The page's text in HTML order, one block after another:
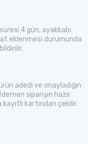
4 gün, ayakkabı
eklenmesi durumunda
adedi ve onayladığın
siparişin hazır
kartından çekilir.